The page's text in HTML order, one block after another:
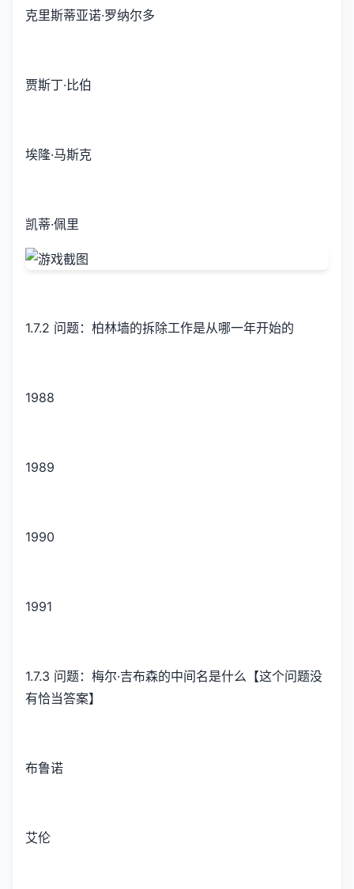
克里斯蒂亚诺·罗纳尔多
贾斯丁·比伯
埃隆·马斯克
凯蒂·佩里
1.7.2 问题：柏林墙的拆除工作是从哪一年开始的
1988
1989
1990
1991
1.7.3 问题：梅尔·吉布森的中间名是什么【这个问题没
有恰当答案】
布鲁诺
艾伦